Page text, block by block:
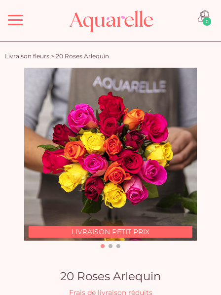
Menu 0
Livraison fleurs > 20 Roses Arlequin
LIVRAISON PETIT PRIX
20 Roses Arlequin
Frais de livraison réduits